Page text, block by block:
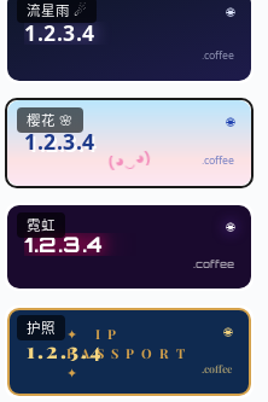
🌐
1.2.3.4
.coffee
流星雨 ☄
🌐
1.2.3.4
.coffee
樱花 🌸
🌐
1.2.3.4
.coffee
霓虹
🌐
1.2.3.4
.coffee
护照